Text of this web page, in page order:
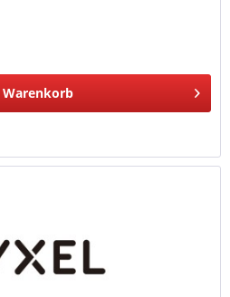
Warenkorb